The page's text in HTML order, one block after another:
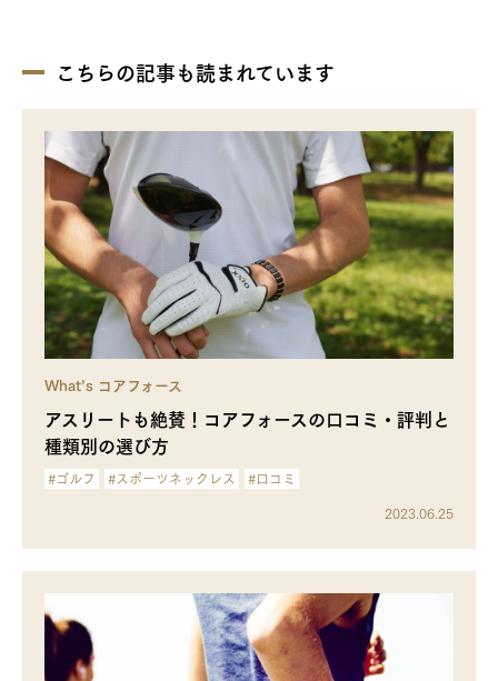
こちらの記事も読まれています
What’s コアフォース
アスリートも絶賛！コアフォースの口コミ・評判と
種類別の選び方
#ゴルフ #スポーツネックレス
#口コミ
2023.06.25